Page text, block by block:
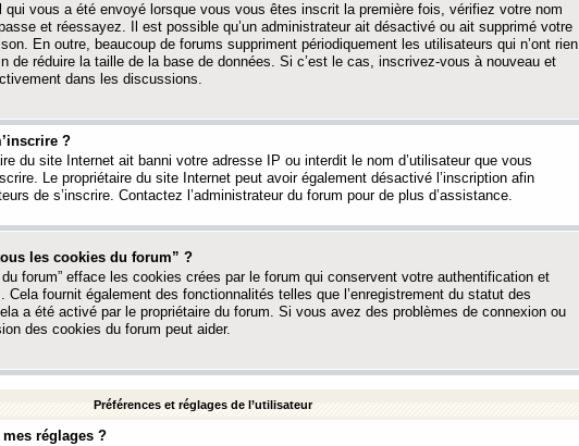
qui vous a été envoyé lorsque vous vous êtes inscrit la première fois, vérifiez votre nom
et réessayez. Il est possible qu’un administrateur ait désactivé ou ait supprimé votre
En outre, beaucoup de forums suppriment périodiquement les utilisateurs qui n’ont rien
de réduire la taille de la base de données. Si c’est le cas, inscrivez-vous à nouveau et
dans les discussions.
?
du site Internet ait banni votre adresse IP ou interdit le nom d’utilisateur que vous
Le propriétaire du site Internet peut avoir également désactivé l’inscription afin
de s’inscrire. Contactez l’administrateur du forum pour de plus d’assistance.
les cookies du forum” ?
forum” efface les cookies crées par le forum qui conservent votre authentification et
Cela fournit également des fonctionnalités telles que l’enregistrement du statut des
a été activé par le propriétaire du forum. Si vous avez des problèmes de connexion ou
des cookies du forum peut aider.
Préférences et réglages de l’utilisateur
réglages ?